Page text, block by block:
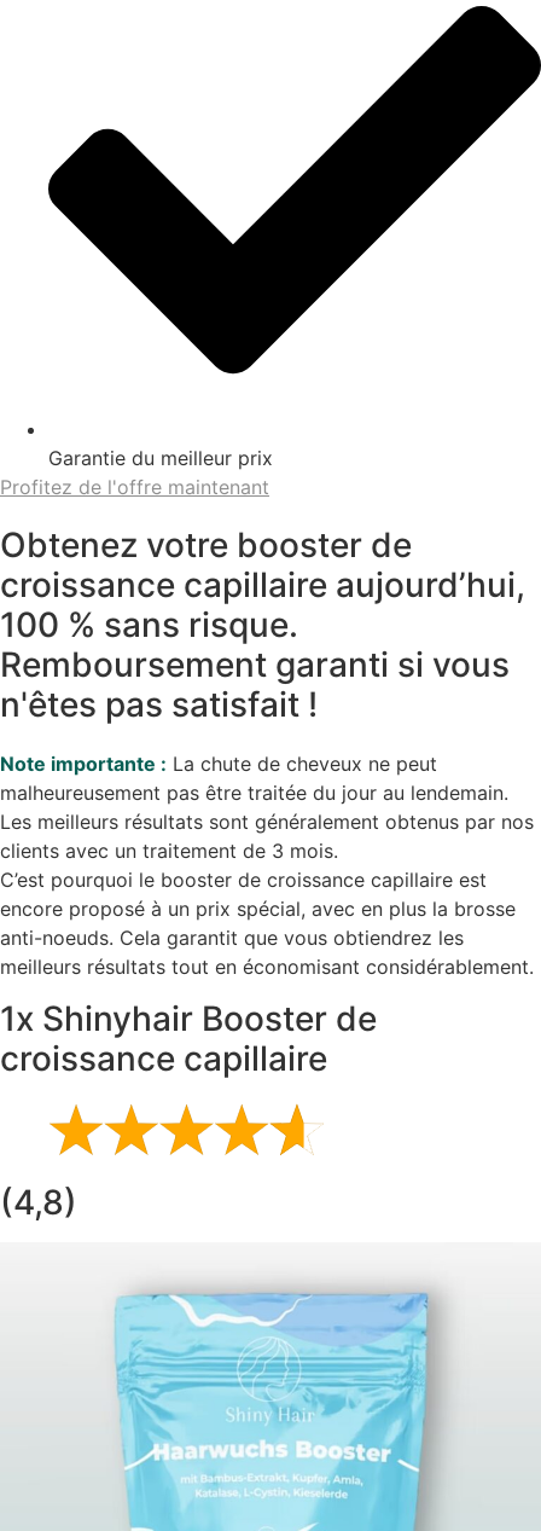
Garantie du meilleur prix
Profitez de l'offre maintenant
Obtenez votre booster de
croissance capillaire aujourd’hui,
100 % sans risque.
Remboursement garanti si vous
n'êtes pas satisfait !
Note importante : La chute de cheveux ne peut
malheureusement pas être traitée du jour au lendemain.
Les meilleurs résultats sont généralement obtenus par nos
clients avec un traitement de 3 mois.
C’est pourquoi le booster de croissance capillaire est
encore proposé à un prix spécial, avec en plus la brosse
anti-noeuds. Cela garantit que vous obtiendrez les
meilleurs résultats tout en économisant considérablement.
1x Shinyhair Booster de
croissance capillaire
(4,8)